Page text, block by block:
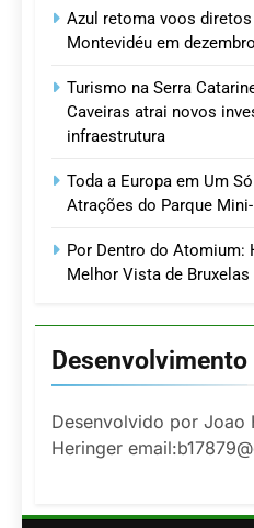
Azul retoma voos
Montevidéu em dezembro
Turismo na Serra
Caveiras atrai novos
infraestrutura
Toda a Europa em Um
Atrações do Parque
Por Dentro do Atomium:
Melhor Vista de Bruxelas
Desenvolvimento
Desenvolvido por Joao
Heringer